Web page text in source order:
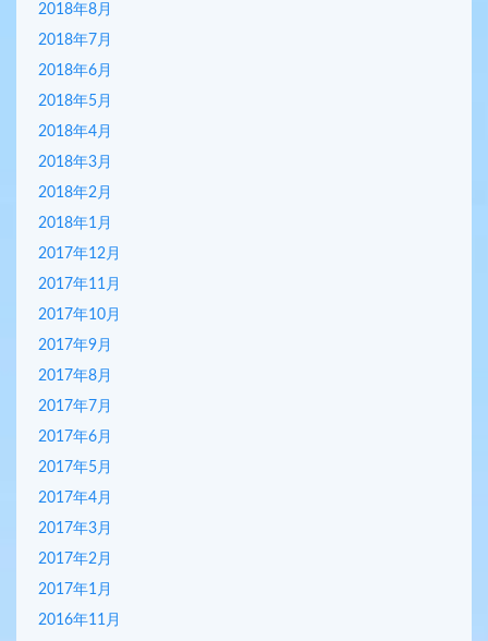
2018年8月
2018年7月
2018年6月
2018年5月
2018年4月
2018年3月
2018年2月
2018年1月
2017年12月
2017年11月
2017年10月
2017年9月
2017年8月
2017年7月
2017年6月
2017年5月
2017年4月
2017年3月
2017年2月
2017年1月
2016年11月